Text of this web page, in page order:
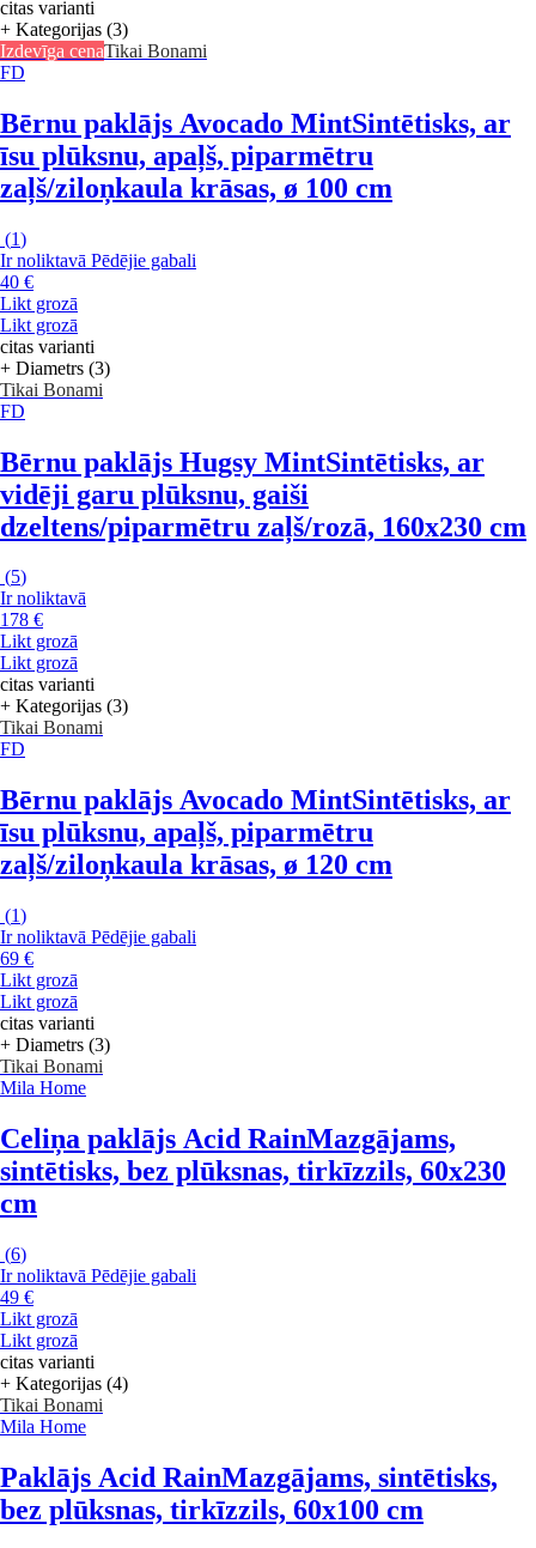
citas varianti
+ Kategorijas (3)
Izdevīga cenaTikai Bonami
FD
Bērnu paklājs Avocado MintSintētisks, ar
īsu plūksnu, apaļš, piparmētru
zaļš/ziloņkaula krāsas, ø 100 cm
(1)
Ir noliktavā Pēdējie gabali
40 €
Likt grozā
Likt grozā
citas varianti
+ Diametrs (3)
Tikai Bonami
FD
Bērnu paklājs Hugsy MintSintētisks, ar
vidēji garu plūksnu, gaiši
dzeltens/piparmētru zaļš/rozā, 160x230 cm
(5)
Ir noliktavā
178 €
Likt grozā
Likt grozā
citas varianti
+ Kategorijas (3)
Tikai Bonami
FD
Bērnu paklājs Avocado MintSintētisks, ar
īsu plūksnu, apaļš, piparmētru
zaļš/ziloņkaula krāsas, ø 120 cm
(1)
Ir noliktavā Pēdējie gabali
69 €
Likt grozā
Likt grozā
citas varianti
+ Diametrs (3)
Tikai Bonami
Mila Home
Celiņa paklājs Acid RainMazgājams,
sintētisks, bez plūksnas, tirkīzzils, 60x230
cm
(6)
Ir noliktavā Pēdējie gabali
49 €
Likt grozā
Likt grozā
citas varianti
+ Kategorijas (4)
Tikai Bonami
Mila Home
Paklājs Acid RainMazgājams, sintētisks,
bez plūksnas, tirkīzzils, 60x100 cm